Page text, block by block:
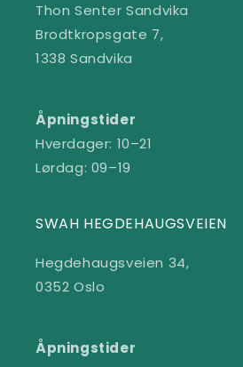
Thon Senter Sandvika
Brodtkropsgate 7,
1338 Sandvika
Åpningstider
Hverdager: 10–21
Lørdag: 09–19
SWAH HEGDEHAUGSVEIEN
Hegdehaugsveien 34,
0352 Oslo
Åpningstider